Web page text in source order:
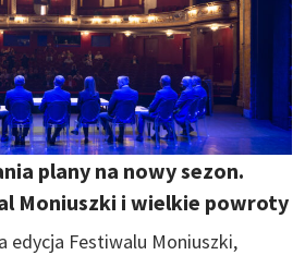
plany na nowy sezon.
Moniuszki i wielkie powroty
edycja Festiwalu Moniuszki,